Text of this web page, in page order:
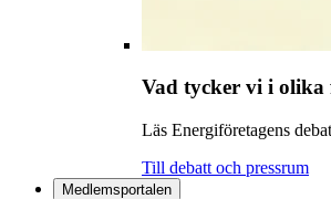
Vad tycker vi i olika
Läs Energiföretagens
Till debatt och pressrum
Medlemsportalen